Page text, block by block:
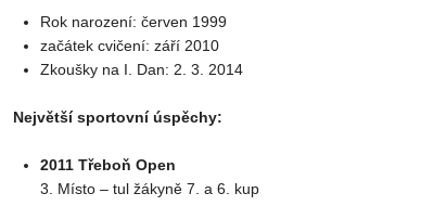
Rok narození: červen 1999
začátek cvičení: září 2010
Zkoušky na I. Dan: 2. 3. 2014
Největší sportovní úspěchy:
2011 Třeboň Open
3. Místo – tul žákyně 7. a 6. kup